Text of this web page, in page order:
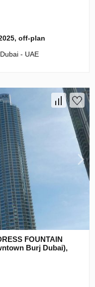
off-plan
- UAE
FOUNTAIN
Burj Dubai),